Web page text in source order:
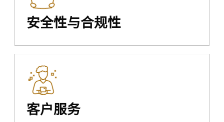
安全性与合规性
客户服务